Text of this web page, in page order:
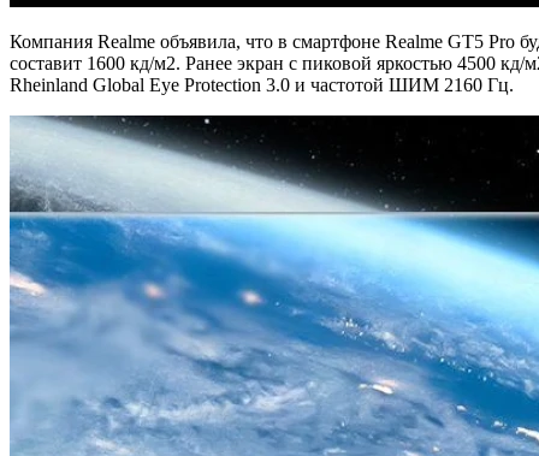
Компания Realme объявила, что в смартфоне Realme GT5 Pro
составит 1600 кд/м2. Ранее экран с пиковой яркостью 4500
Rheinland Global Eye Protection 3.0 и частотой ШИМ 2160 Гц.